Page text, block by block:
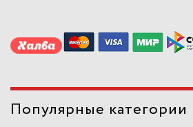
Популярные категории